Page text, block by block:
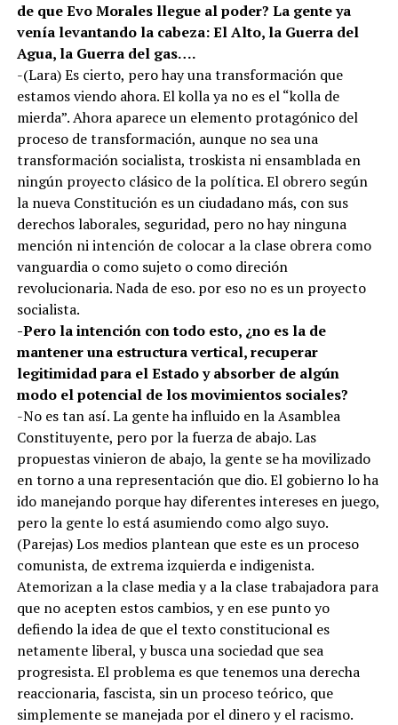
de que Evo Morales llegue al poder? La gente ya
venía levantando la cabeza: El Alto, la Guerra del
Agua, la Guerra del gas….
-(Lara) Es cierto, pero hay una transformación que
estamos viendo ahora. El kolla ya no es el “kolla de
mierda”. Ahora aparece un elemento protagónico del
proceso de transformación, aunque no sea una
transformación socialista, troskista ni ensamblada en
ningún proyecto clásico de la política. El obrero según
la nueva Constitución es un ciudadano más, con sus
derechos laborales, seguridad, pero no hay ninguna
mención ni intención de colocar a la clase obrera como
vanguardia o como sujeto o como direción
revolucionaria. Nada de eso. por eso no es un proyecto
socialista.
-Pero la intención con todo esto, ¿no es la de
mantener una estructura vertical, recuperar
legitimidad para el Estado y absorber de algún
modo el potencial de los movimientos sociales?
-No es tan así. La gente ha influido en la Asamblea
Constituyente, pero por la fuerza de abajo. Las
propuestas vinieron de abajo, la gente se ha movilizado
en torno a una representación que dio. El gobierno lo ha
ido manejando porque hay diferentes intereses en juego,
pero la gente lo está asumiendo como algo suyo.
(Parejas) Los medios plantean que este es un proceso
comunista, de extrema izquierda e indigenista.
Atemorizan a la clase media y a la clase trabajadora para
que no acepten estos cambios, y en ese punto yo
defiendo la idea de que el texto constitucional es
netamente liberal, y busca una sociedad que sea
progresista. El problema es que tenemos una derecha
reaccionaria, fascista, sin un proceso teórico, que
simplemente se manejada por el dinero y el racismo.